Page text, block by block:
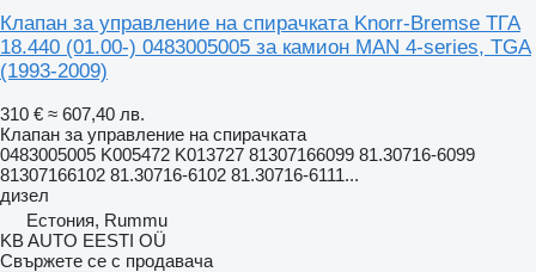
Клапан за управление на спирачката Knorr-Bremse ТГА
18.440 (01.00-) 0483005005 за камион MAN 4-series, TGA
(1993-2009)
310 € ≈ 607,40 лв.
Клапан за управление на спирачката
0483005005 K005472 K013727 81307166099 81.30716-6099
81307166102 81.30716-6102 81.30716-6111...
дизел
Естония, Rummu
KB AUTO EESTI OÜ
Свържете се с продавача